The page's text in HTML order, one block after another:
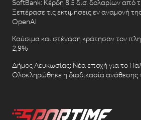
SoftBank: Κέρδη 8,5 δισ. δολαρίων από
Ξεπέρασε τις εκτιμήσεις εν αναμονή
OpenAI
Καύσιμα και στέγαση κράτησαν τον
2,9%
Δήμος Λευκωσίας: Νέα εποχή για το
Ολοκληρώθηκε η διαδικασία